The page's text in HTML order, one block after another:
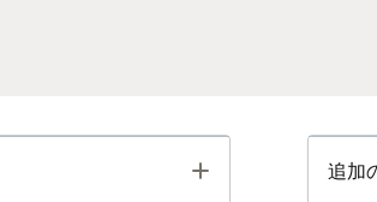
Toggle 追加